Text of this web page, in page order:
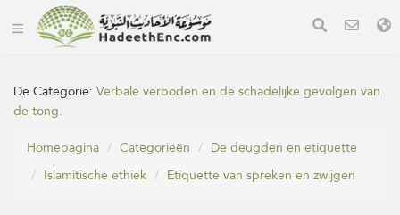
De Categorie:Verbale verboden en de schadelijke gevolgen van
de tong.
Homepagina
Categorieën
De deugden en etiquette
Islamitische ethiek
Etiquette van spreken en zwijgen